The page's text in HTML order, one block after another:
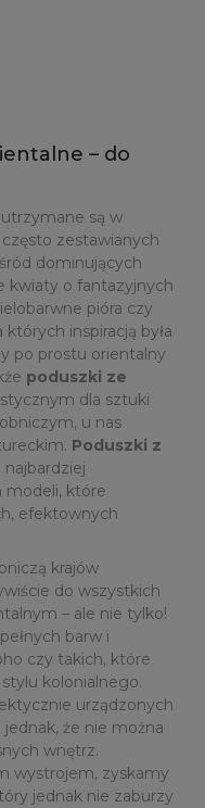
– do
utrzymane są w
zestawianych
dominujących
kwiaty o fantazyjnych
pióra czy
inspiracją była
po prostu orientalny
poduszki ze
dla sztuki
u nas
Poduszki z
najbardziej
modeli, które
efektownych
krajów
do wszystkich
– ale nie tylko!
barw i
czy takich, które
kolonialnego.
urządzonych
że nie można
wnętrz.
wystrojem, zyskamy
jednak nie zaburzy